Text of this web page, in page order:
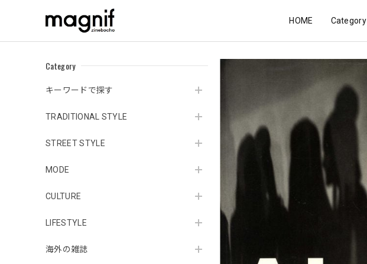
HOME Category
Category
キーワードで探す
TRADITIONAL STYLE
STREET STYLE
MODE
CULTURE
LIFESTYLE
海外の雑誌